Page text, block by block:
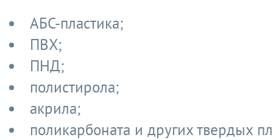
АБС-пластика;
ПВХ;
ПНД;
полистирола;
акрила;
поликарбоната и других твердых